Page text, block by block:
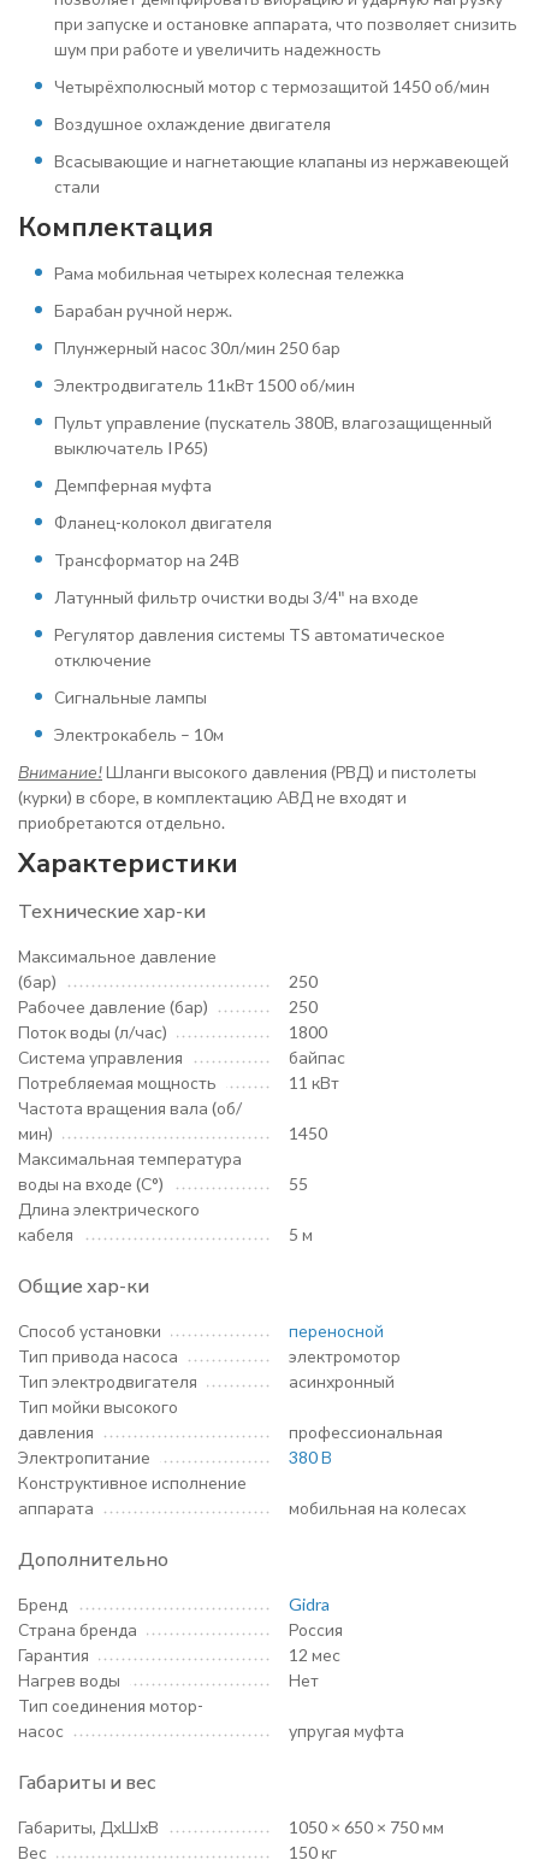
при запуске и остановке аппарата, что позволяет снизить
шум при работе и увеличить надежность
Четырёхполюсный мотор с термозащитой 1450 об/мин
Воздушное охлаждение двигателя
Всасывающие и нагнетающие клапаны из нержавеющей
стали
Комплектация
Рама мобильная четырех колесная тележка
Барабан ручной нерж.
Плунжерный насос 30л/мин 250 бар
Электродвигатель 11кВт 1500 об/мин
Пульт управление (пускатель 380В, влагозащищенный
выключатель IP65)
Демпферная муфта
Фланец-колокол двигателя
Трансформатор на 24В
Латунный фильтр очистки воды 3/4″ на входе
Регулятор давления системы TS автоматическое
отключение
Сигнальные лампы
Электрокабель – 10м
Внимание!Шланги высокого давления (РВД) и пистолеты
(курки) в сборе, в комплектацию АВД не входят и
приобретаются отдельно.
Характеристики
Технические хар-ки
Максимальное давление
(бар)
250
Рабочее давление (бар)
250
Поток воды (л/час)
1800
Система управления
байпас
Потребляемая мощность
11 кВт
Частота вращения вала (об/
мин)
1450
Максимальная температура
воды на входе (С°)
55
Длина электрического
кабеля
5 м
Общие хар-ки
Способ установки
переносной
Тип привода насоса
электромотор
Тип электродвигателя
асинхронный
Тип мойки высокого
давления
профессиональная
Электропитание
380 В
Конструктивное исполнение
аппарата
мобильная на колесах
Дополнительно
Бренд
Gidra
Страна бренда
Россия
Гарантия
12 мес
Нагрев воды
Нет
Тип соединения мотор-
насос
упругая муфта
Габариты и вес
Габариты, ДхШхВ
1050 × 650 × 750 мм
Вес
150 кг